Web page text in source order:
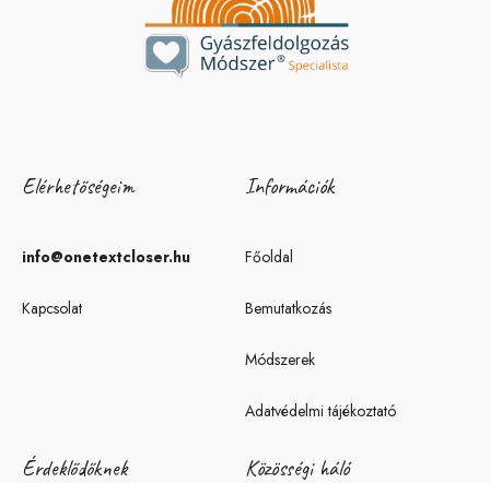
Elérhetőségeim
info@onetextcloser.hu
Kapcsolat
Információk
Főoldal
Bemutatkozás
Módszerek
Adatvédelmi tájékoztató
Érdeklődőknek Közösségi háló